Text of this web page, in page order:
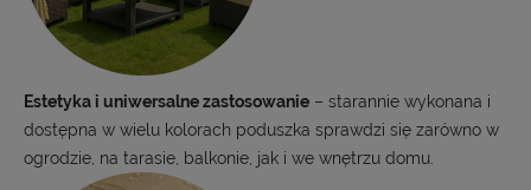
Estetyka i uniwersalne zastosowanie – starannie wykonana i
dostępna w wielu kolorach poduszka sprawdzi się zarówno w
ogrodzie, na tarasie, balkonie, jak i we wnętrzu domu.